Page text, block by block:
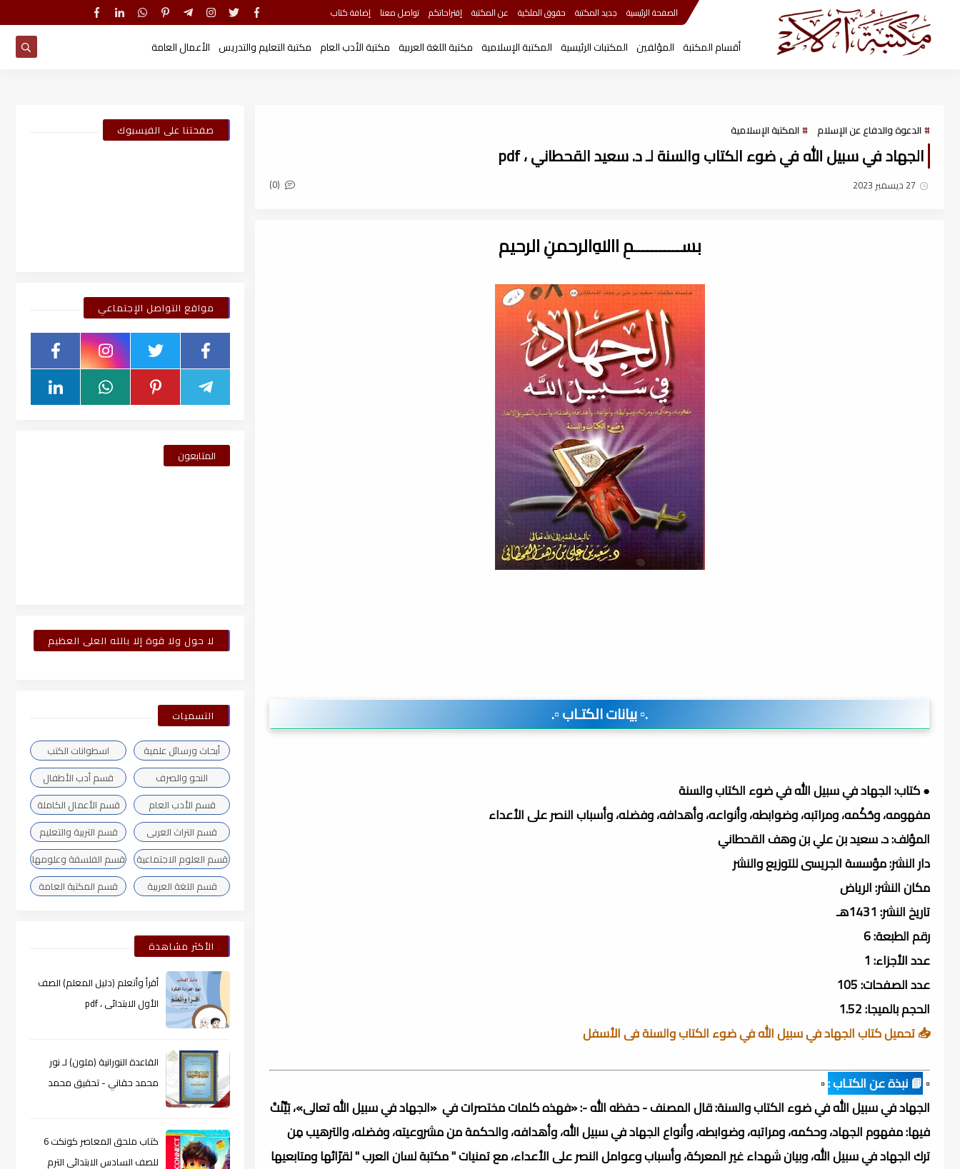
الصفحة الرئيسية جديد المكتبة حقوق الملكية عن المكتبة إقتراحاتكم تواصل معنا إضافة كتاب
أقسام المكتبة المؤلفين المكتبات الرئيسية المكتبة الإسلامية مكتبة اللغة العربية مكتبة الأدب العام مكتبة التعليم والتدريس الأعمال العامة
الدعوة والدفاع عن الإسلام المكتبة الإسلامية
الجهاد في سبيل الله في ضوء الكتاب والسنة لـ د. سعيد القحطاني ، pdf
27 ديسمبر 2023 (0)
بســـــــــــمِ اﷲِالرحمنِ الرحيم
.▫️ بيانات الكتـاب ▫️.
● كتاب: الجهاد في سبيل الله في ضوء الكتاب والسنة
مفهومه، وحُكْمه، ومراتبه، وضوابطه، وأنواعه، وأهدافه، وفضله، وأسباب النصر على الأعداء
المؤلف: د. سعيد بن علي بن وهف القحطاني
دار النشر: مؤسسة الجريسى للتوزيع والنشر
مكان النشر: الرياض
تاريخ النشر: 1431هـ
رقم الطبعة: 6
عدد الأجزاء: 1
عدد الصفحات: 105
الحجم بالميجا: 1.52
📥 تحميل كتاب الجهاد في سبيل الله في ضوء الكتاب والسنة فى الأسفل
▫️📘 نبذة عن الكتـاب :▫️
الجهاد في سبيل الله في ضوء الكتاب والسنة: قال المصنف - حفظه الله -: «فهذه كلمات مختصرات في «الجهاد في سبيل الله تعالى»، بَيَّنْتُ
فيها: مفهوم الجهاد، وحكمه، ومراتبه، وضوابطه، وأنواع الجهاد في سبيل الله، وأهدافه، والحكمة من مشروعيته، وفضله، والترهيب مِن
ترك الجهاد في سبيل الله، وبيان شهداء غير المعركة، وأسباب وعوامل النصر على الأعداء، مع تمنيات " مكتبة لسان العرب " لقرّائها ومتابعيها
صفحتنا على الفيسبوك
مواقع التواصل الإجتماعي
المتابعون
لا حول ولا قوة إلا بالله العلى العظيم
التسميات
أبحاث ورسائل علمية
اسطوانات الكتب
النحو والصرف
قسم أدب الأطفال
قسم الأدب العام
قسم الأعمال الكاملة
قسم التراث العربى
قسم التربية والتعليم
قسم العلوم الاجتماعية
قسم الفلسفة وعلومها
قسم اللغة العربية
قسم المكتبة العامة
الأكثر مشاهدة
أقرأ وأتعلم (دليل المعلم) الصف
الأول الابتدائى ، pdf
القاعدة النورانية (ملون) لـ نور
محمد حقاني - تحقيق محمد
كتاب ملحق المعاصر كونكت 6
للصف السادس الابتدائى الترم